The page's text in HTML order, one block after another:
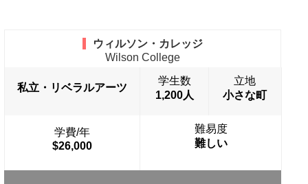
ウィルソン・カレッジ
Wilson College
私立・リベラルアーツ
学生数
1,200人
立地
小さな町
学費/年
$26,000
難易度
難しい